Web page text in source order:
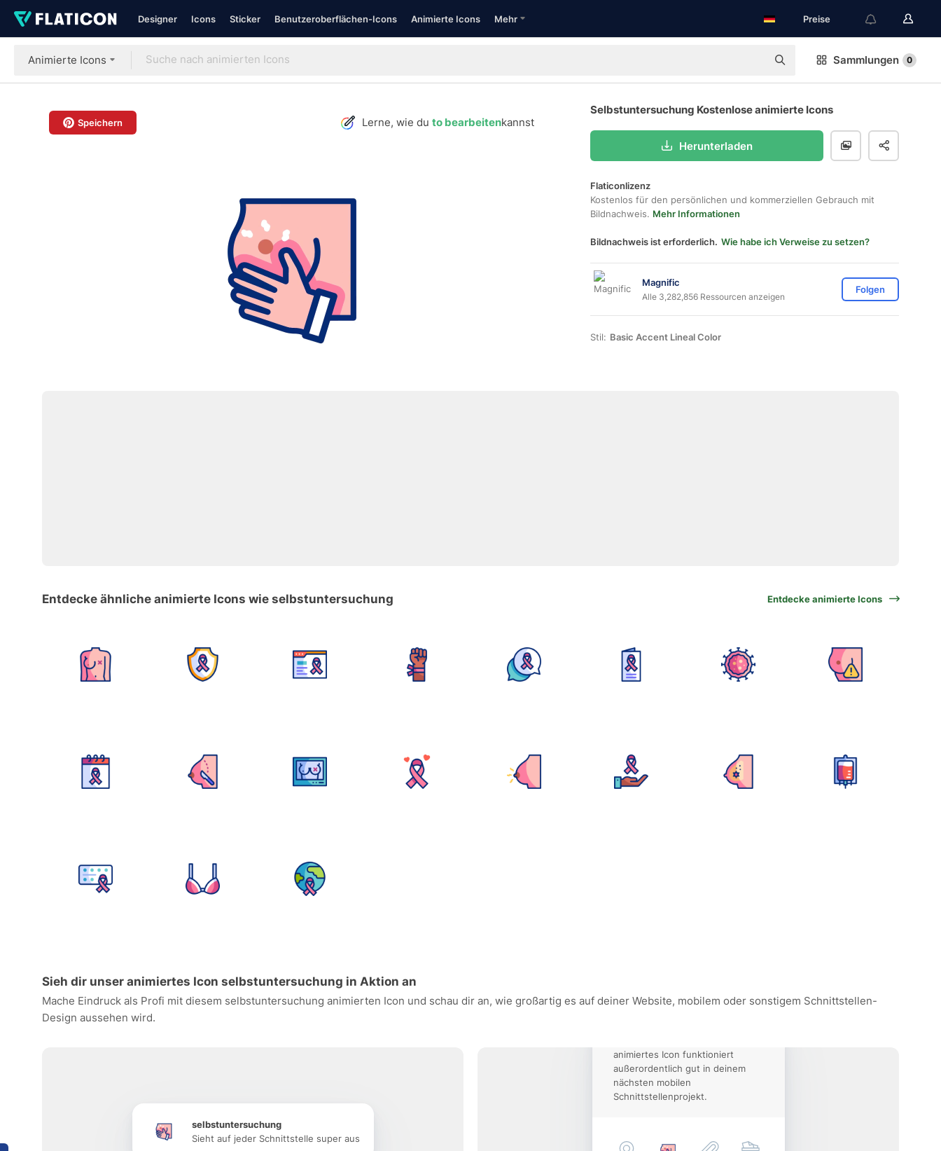
Designer Icons Sticker Benutzeroberflächen-Icons Animierte Icons Mehr Preise
Animierte Icons Sammlungen 0
Speichern Lerne, wie du to bearbeitenkannst
Selbstuntersuchung Kostenlose animierte Icons
Herunterladen
Flaticonlizenz
Kostenlos für den persönlichen und kommerziellen Gebrauch mit
Bildnachweis. Mehr Informationen
Bildnachweis ist erforderlich. Wie habe ich Verweise zu setzen?
Magnific
Alle 3,282,856 Ressourcen anzeigen
Folgen
Stil: Basic Accent Lineal Color
Entdecke ähnliche animierte Icons wie selbstuntersuchung Entdecke animierte Icons
Sieh dir unser animiertes Icon selbstuntersuchung in Aktion an
Mache Eindruck als Profi mit diesem selbstuntersuchung animierten Icon und schau dir an, wie großartig es auf deiner Website, mobilem oder sonstigem Schnittstellen-
Design aussehen wird.
selbstuntersuchung
Sieht auf jeder Schnittstelle super aus
animiertes Icon funktioniert
außerordentlich gut in deinem
nächsten mobilen
Schnittstellenprojekt.